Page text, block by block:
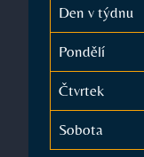
Den v týdnu
Pondělí
Čtvrtek
Sobota